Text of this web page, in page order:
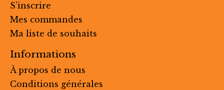
S'inscrire
Mes commandes
Ma liste de souhaits
Informations
À propos de nous
Conditions générales